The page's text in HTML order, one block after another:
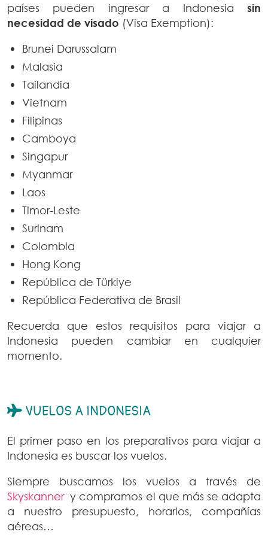
países pueden ingresar a Indonesia sin
necesidad de visado (Visa Exemption):
Brunei Darussalam
Malasia
Tailandia
Vietnam
Filipinas
Camboya
Singapur
Myanmar
Laos
Timor-Leste
Surinam
Colombia
Hong Kong
República de Türkiye
República Federativa de Brasil
Recuerda que estos requisitos para viajar a
Indonesia pueden cambiar en cualquier
momento.
VUELOS A INDONESIA
El primer paso en los preparativos para viajar a
Indonesia es buscar los vuelos.
Siempre buscamos los vuelos a través de
Skyskannery compramos el que más se adapta
a nuestro presupuesto, horarios, compañías
aéreas…